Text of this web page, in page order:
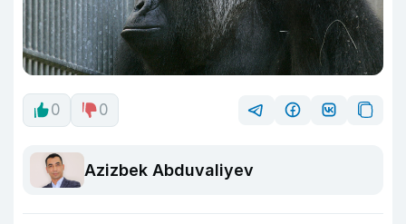
0 0
Azizbek Abduvaliyev